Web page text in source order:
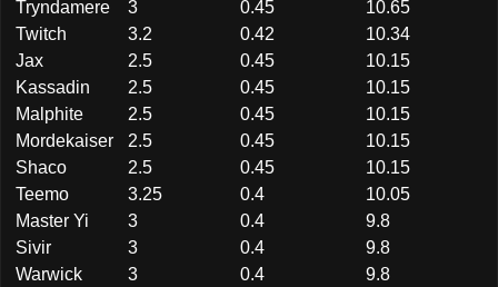
Tryndamere
3 0.45
10.65
Twitch
3.2 0.42
10.34
Jax
2.5 0.45
10.15
Kassadin
2.5 0.45
10.15
Malphite
2.5 0.45
10.15
Mordekaiser
2.5 0.45
10.15
Shaco
2.5 0.45
10.15
Teemo
3.25 0.4
10.05
Master Yi
3 0.4
9.8
Sivir
3 0.4
9.8
Warwick
3 0.4
9.8